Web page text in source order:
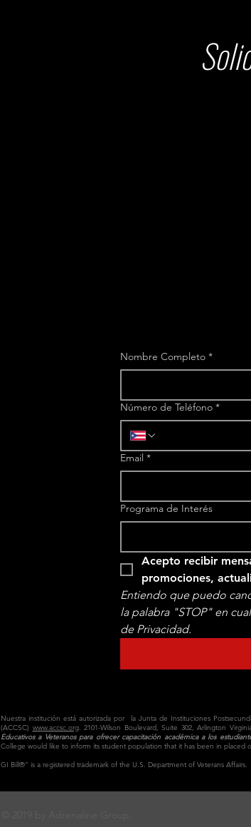
Nombre Completo *
Número de Teléfono *
Email *
Programa de Interés
Acepto recibir
Entiendo que puedo
la palabra "STOP" en
de Privacidad.
Nuestra institución está autorizada por la Junta de Instituciones
(ACCSC) www.accsc.org. 2101-Wilson Boulevard, Suite 302, Arlington
Educativos a Veteranos para ofrecer capacitación académica a los
College would like to inform its student population that it has been in placed
GI Bill®” is a registered trademark of the U.S. Department of Veterans Affairs.